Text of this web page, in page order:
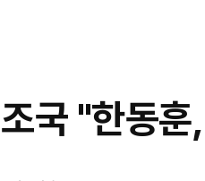
조국 "한동훈